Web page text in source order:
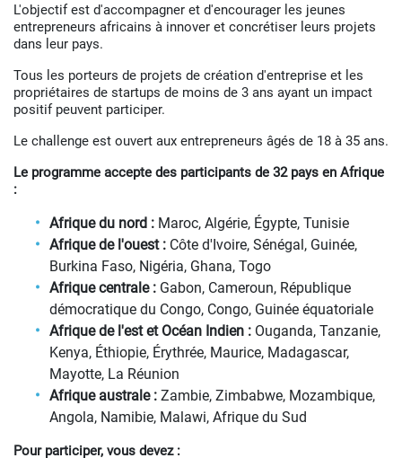
L'objectif est d'accompagner et d'encourager les jeunes
entrepreneurs africains à innover et concrétiser leurs projets
dans leur pays.
Tous les porteurs de projets de création d'entreprise et les
propriétaires de startups de moins de 3 ans ayant un impact
positif peuvent participer.
Le challenge est ouvert aux entrepreneurs âgés de 18 à 35 ans.
Le programme accepte des participants de 32 pays en Afrique
:
Afrique du nord : Maroc, Algérie, Égypte, Tunisie
Afrique de l'ouest : Côte d'Ivoire, Sénégal, Guinée,
Burkina Faso, Nigéria, Ghana, Togo
Afrique centrale : Gabon, Cameroun, République
démocratique du Congo, Congo, Guinée équatoriale
Afrique de l'est et Océan Indien : Ouganda, Tanzanie,
Kenya, Éthiopie, Érythrée, Maurice, Madagascar,
Mayotte, La Réunion
Afrique australe : Zambie, Zimbabwe, Mozambique,
Angola, Namibie, Malawi, Afrique du Sud
Pour participer, vous devez :